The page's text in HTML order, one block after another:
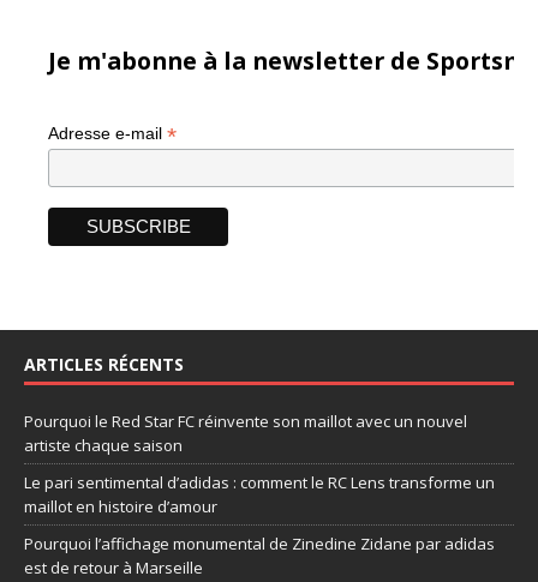
Je m'abonne à la newsletter de
Adresse e-mail *
ARTICLES RÉCENTS
Pourquoi le Red Star FC réinvente son maillot avec un nouvel
artiste chaque saison
Le pari sentimental d’adidas : comment le RC Lens transforme un
maillot en histoire d’amour
Pourquoi l’affichage monumental de Zinedine Zidane par adidas
est de retour à Marseille